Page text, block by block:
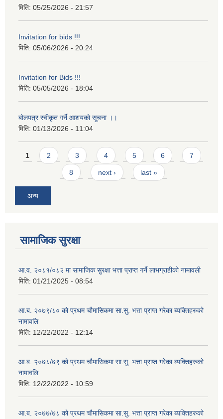
मिति: 05/25/2026 - 21:57
Invitation for bids !!!
मिति: 05/06/2026 - 20:24
Invitation for Bids !!!
मिति: 05/05/2026 - 18:04
बोलपत्र स्वीकृत गर्ने आशयको सूचना ।।
मिति: 01/13/2026 - 11:04
Pages
1 2 3 4 5 6 7
8 next › last »
अन्य
सामाजिक सुरक्षा
आ.व. २०८१/०८२ मा सामाजिक सुरक्षा भत्ता प्राप्त गर्ने लाभग्राहीको नामावली
मिति: 01/21/2025 - 08:54
आ.ब. २०७९/८० को प्रथम चौमासिकमा सा.सु. भत्ता प्राप्त गरेका ब्यक्तिहरुको
नामावलि
मिति: 12/22/2022 - 12:14
आ.ब. २०७८/७९ को प्रथम चौमासिकमा सा.सु. भत्ता प्राप्त गरेका ब्यक्तिहरुको
नामावलि
मिति: 12/22/2022 - 10:59
आ.ब. २०७७/७८ को प्रथम चौमासिकमा सा.सु. भत्ता प्राप्त गरेका ब्यक्तिहरुको